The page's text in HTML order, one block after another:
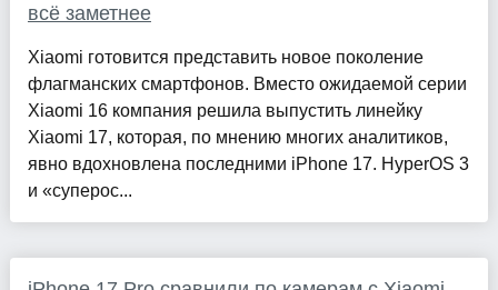
всё заметнее
Xiaomi готовится представить новое поколение
флагманских смартфонов. Вместо ожидаемой серии
Xiaomi 16 компания решила выпустить линейку
Xiaomi 17, которая, по мнению многих аналитиков,
явно вдохновлена последними iPhone 17. HyperOS 3
и «суперос...